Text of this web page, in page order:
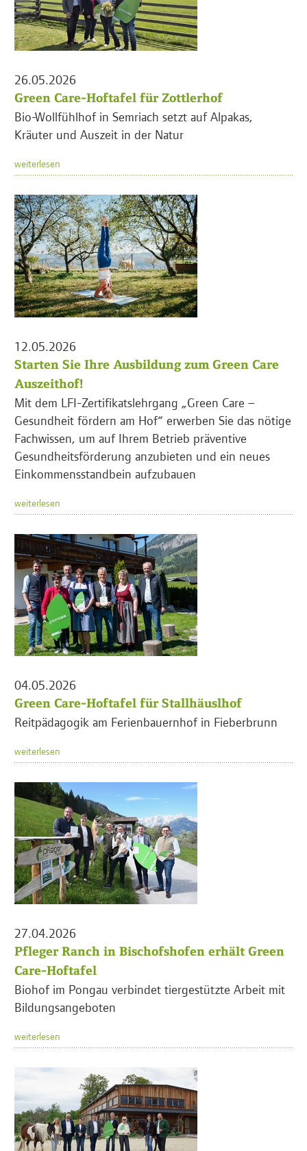
26.05.2026
Green Care-Hoftafel für Zottlerhof
Bio-Wollfühlhof in Semriach setzt auf Alpakas,
Kräuter und Auszeit in der Natur
weiterlesen
12.05.2026
Starten Sie Ihre Ausbildung zum Green Care
Auszeithof!
Mit dem LFI-Zertifikatslehrgang „Green Care –
Gesundheit fördern am Hof“ erwerben Sie das nötige
Fachwissen, um auf Ihrem Betrieb präventive
Gesundheitsförderung anzubieten und ein neues
Einkommensstandbein aufzubauen
weiterlesen
04.05.2026
Green Care-Hoftafel für Stallhäuslhof
Reitpädagogik am Ferienbauernhof in Fieberbrunn
weiterlesen
27.04.2026
Pfleger Ranch in Bischofshofen erhält Green
Care-Hoftafel
Biohof im Pongau verbindet tiergestützte Arbeit mit
Bildungsangeboten
weiterlesen